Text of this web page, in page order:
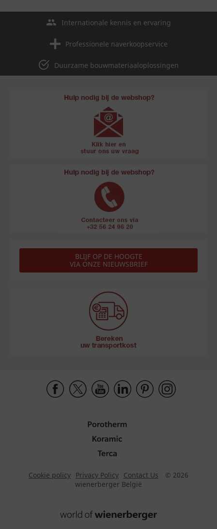
Internationale kennis en ervaring
Professionele naverkoopservice
Duurzame bouwmateriaaloplossingen
BLIJF OP DE HOOGTE
VIA ONZE NIEUWSBRIEF
Cookie policy Privacy Policy Contact Us
© 2026
wienerberger België